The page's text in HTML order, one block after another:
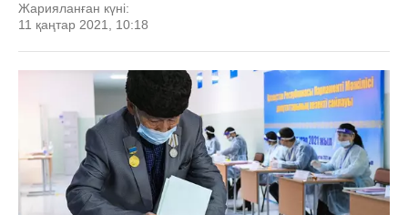
Жарияланған күні:
11 қаңтар 2021, 10:18